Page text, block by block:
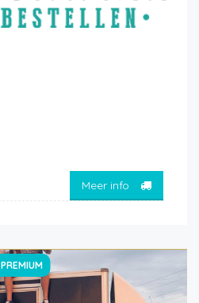
Meer info
PREMIUM